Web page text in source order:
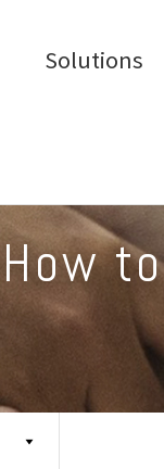
Solutions
How